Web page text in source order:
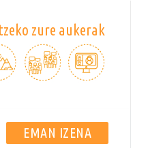
zure aukerak
EMAN IZENA